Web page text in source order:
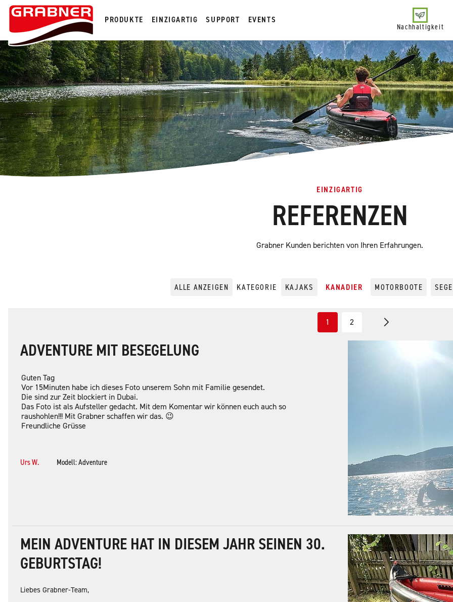
PRODUKTE EINZIGARTIG SUPPORT EVENTS
Nachhaltigkeit
EINZIGARTIG
REFERENZEN
Grabner Kunden berichten von Ihren Erfahrungen.
ALLE ANZEIGEN KATEGORIE KAJAKS KANADIER MOTORBOOTE
1 2
ADVENTURE MIT BESEGELUNG
Guten Tag
Vor 15Minuten habe ich dieses Foto unserem Sohn mit Familie gesendet.
Die sind zur Zeit blockiert in Dubai.
Das Foto ist als Aufsteller gedacht. Mit dem Komentar wir können euch auch so
raushohlen!!! Mit Grabner schaffen wir das. 😉
Freundliche Grüsse
Urs W. Modell: Adventure
MEIN ADVENTURE HAT IN DIESEM JAHR SEINEN 30.
GEBURTSTAG!
Liebes Grabner-Team,